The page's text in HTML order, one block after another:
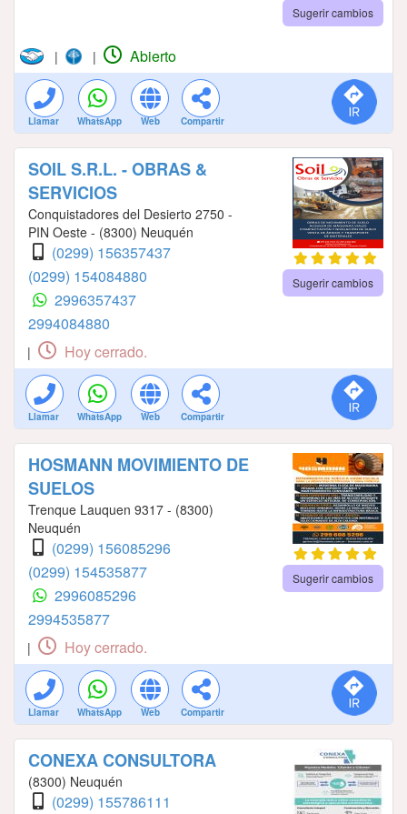
Sugerir cambios
| | Abierto
Llamar WhatsApp Web Compartir
SOIL S.R.L. - OBRAS &
SERVICIOS
Conquistadores del Desierto 2750 -
PIN Oeste - (8300) Neuquén
(0299) 156357437
(0299) 154084880
2996357437
2994084880
Sugerir cambios
| Hoy cerrado.
Llamar WhatsApp Web Compartir
HOSMANN MOVIMIENTO DE
SUELOS
Trenque Lauquen 9317 - (8300)
Neuquén
(0299) 156085296
(0299) 154535877
2996085296
2994535877
Sugerir cambios
| Hoy cerrado.
Llamar WhatsApp Web Compartir
CONEXA CONSULTORA
(8300) Neuquén
(0299) 155786111